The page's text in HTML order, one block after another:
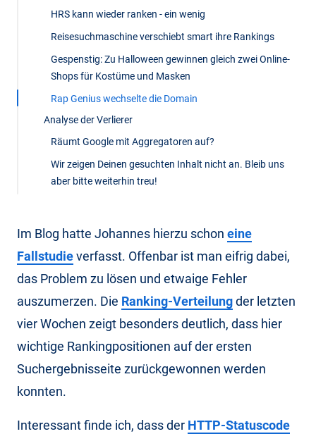
HRS kann wieder ranken - ein wenig
Reisesuchmaschine verschiebt smart ihre Rankings
Gespenstig: Zu Halloween gewinnen gleich zwei Online-
Shops für Kostüme und Masken
Rap Genius wechselte die Domain
Analyse der Verlierer
Räumt Google mit Aggregatoren auf?
Wir zeigen Deinen gesuchten Inhalt nicht an. Bleib uns
aber bitte weiterhin treu!
Im Blog hatte Johannes hierzu schon eine
Fallstudieverfasst. Offenbar ist man eifrig dabei,
das Problem zu lösen und etwaige Fehler
auszumerzen. Die Ranking-Verteilungder letzten
vier Wochen zeigt besonders deutlich, dass hier
wichtige Rankingpositionen auf der ersten
Suchergebnisseite zurückgewonnen werden
konnten.
Interessant finde ich, dass der HTTP-Statuscode